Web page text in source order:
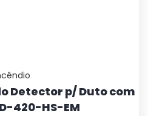
Detector p/ Duto com
420-HS-EM